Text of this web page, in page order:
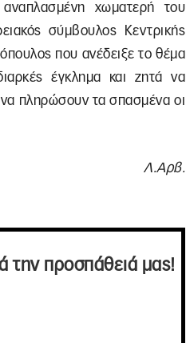
χωματερή του
σύμβουλος Κεντρικής
που ανέδειξε το θέμα
έγκλημα και ζητά να
πληρώσουν τα σπασμένα οι
Λ.Αρβ.
την προσπάθειά μας!